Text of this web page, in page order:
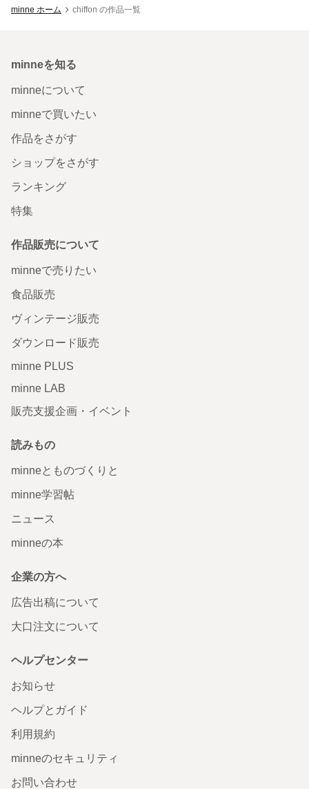
minne ホーム chiffon の作品一覧
minneを知る
minneについて
minneで買いたい
作品をさがす
ショップをさがす
ランキング
特集
作品販売について
minneで売りたい
食品販売
ヴィンテージ販売
ダウンロード販売
minne PLUS
minne LAB
販売支援企画・イベント
読みもの
minneとものづくりと
minne学習帖
ニュース
minneの本
企業の方へ
広告出稿について
大口注文について
ヘルプセンター
お知らせ
ヘルプとガイド
利用規約
minneのセキュリティ
お問い合わせ